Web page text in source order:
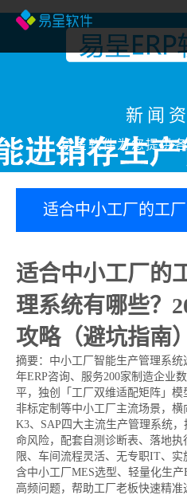
新闻
易呈软件为您提供
适合中小工厂的工
南）福州
适合中小工厂的
理系统有哪些？
攻略（避坑指南）
摘要：中小工厂智能生产管理系
年ERP咨询、服务200家制造企业
平，独创「工厂双维适配矩阵」模
非标定制等中小工厂主流场景，
K3、SAP四大主流生产管理系统
命风险，配套自测诊断表、落地
限、车间流程灵活、无专职IT、
含中小工厂MES选型、轻量化生
高频问题，帮助工厂老板快速精